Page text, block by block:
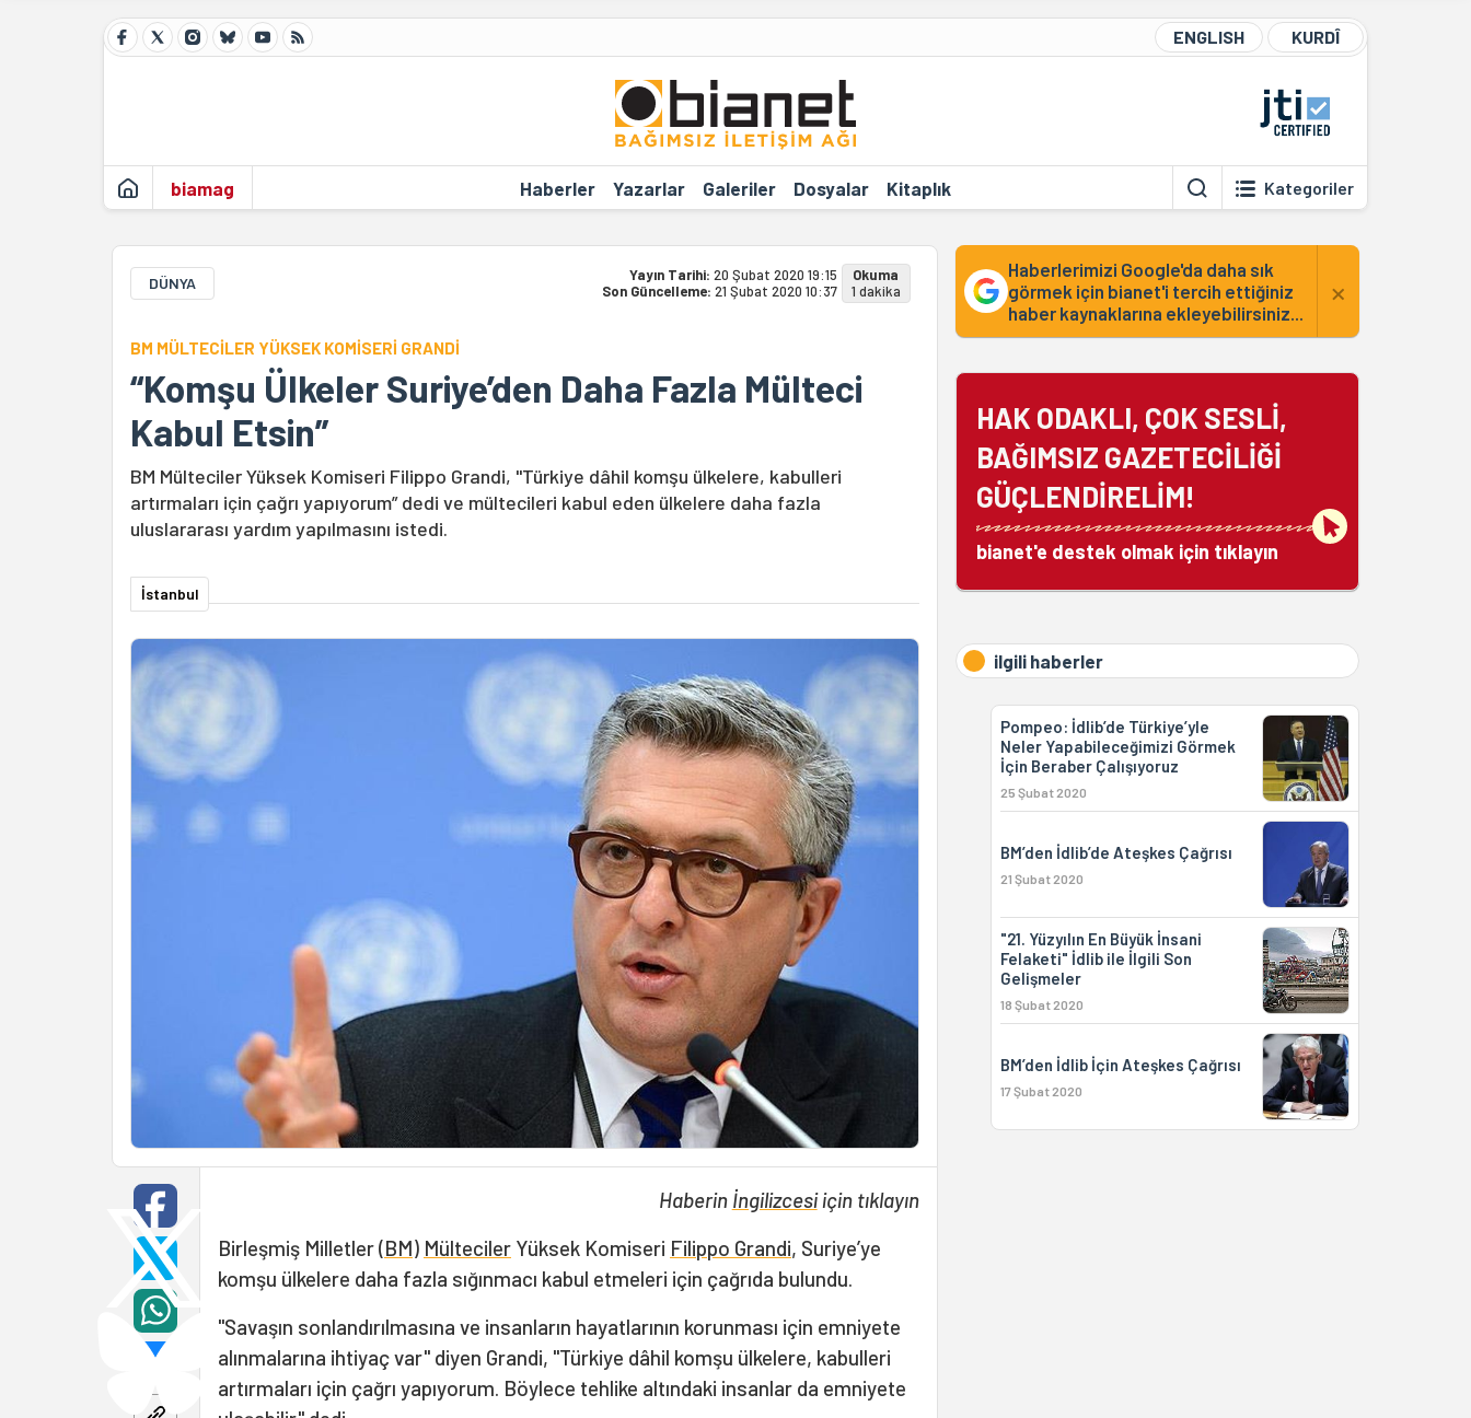
ENGLISH KURDÎ
biamag Haberler Yazarlar Galeriler Dosyalar Kitaplık Kategoriler
DÜNYA Yayın Tarihi: 20 Şubat 2020 19:15
Son Güncelleme: 21 Şubat 2020 10:37
Okuma
1 dakika
BM MÜLTECİLER YÜKSEK KOMİSERİ GRANDİ
“Komşu Ülkeler Suriye’den Daha Fazla Mülteci
Kabul Etsin”
BM Mülteciler Yüksek Komiseri Filippo Grandi, "Türkiye dâhil komşu ülkelere, kabulleri
artırmaları için çağrı yapıyorum” dedi ve mültecileri kabul eden ülkelere daha fazla
uluslararası yardım yapılmasını istedi.
İstanbul
Haberin İngilizcesiiçin tıklayın
Birleşmiş Milletler (BM) Mülteciler Yüksek Komiseri Filippo Grandi, Suriye’ye
komşu ülkelere daha fazla sığınmacı kabul etmeleri için çağrıda bulundu.
"Savaşın sonlandırılmasına ve insanların hayatlarının korunması için emniyete
alınmalarına ihtiyaç var" diyen Grandi, "Türkiye dâhil komşu ülkelere, kabulleri
artırmaları için çağrı yapıyorum. Böylece tehlike altındaki insanlar da emniyete
Haberlerimizi Google'da daha sık
görmek için bianet'i tercih ettiğiniz
haber kaynaklarına ekleyebilirsiniz...
×
HAK ODAKLI, ÇOK SESLİ,
BAĞIMSIZ GAZETECİLİĞİ
GÜÇLENDİRELİM!
bianet'e destek olmak için tıklayın
ilgili haberler
Pompeo: İdlib’de Türkiye’yle
Neler Yapabileceğimizi Görmek
İçin Beraber Çalışıyoruz
25 Şubat 2020
BM’den İdlib’de Ateşkes Çağrısı
21 Şubat 2020
"21. Yüzyılın En Büyük İnsani
Felaketi" İdlib ile İlgili Son
Gelişmeler
18 Şubat 2020
BM’den İdlib İçin Ateşkes Çağrısı
17 Şubat 2020